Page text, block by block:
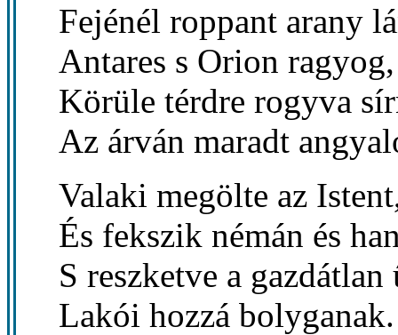
Fejénél roppant arany
Antares s Orion ragyog,
Körüle térdre rogyva
Az árván maradt
Valaki megölte az
És fekszik némán és
S reszketve a gazdátlan
Lakói hozzá bolyganak.